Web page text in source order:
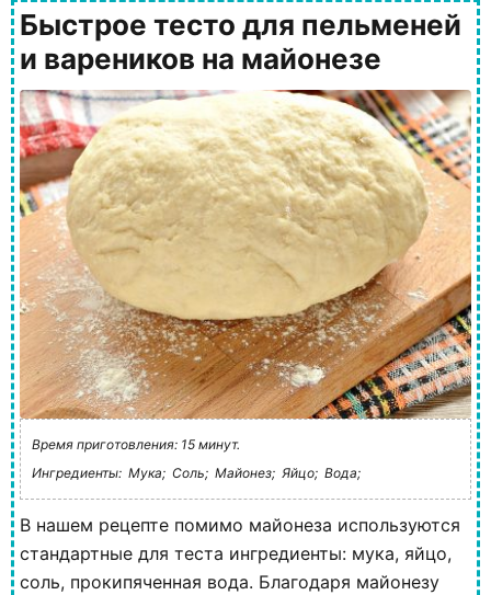
Быстрое тесто для пельменей
и вареников на майонезе
Время приготовления: 15 минут.
Ингредиенты: Мука; Соль; Майонез; Яйцо; Вода;
В нашем рецепте помимо майонеза используются
стандартные для теста ингредиенты: мука, яйцо,
соль, прокипяченная вода. Благодаря майонезу